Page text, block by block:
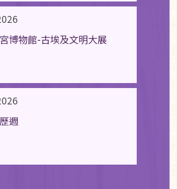
博物館-古埃及文明大展
週